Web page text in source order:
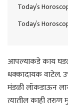
Today’s
Today’s
आपल्याकडे काय घडलं
धक्कादायक वाटेल.
मंडळी लॉकडाऊन
त्यातील काही तरुण